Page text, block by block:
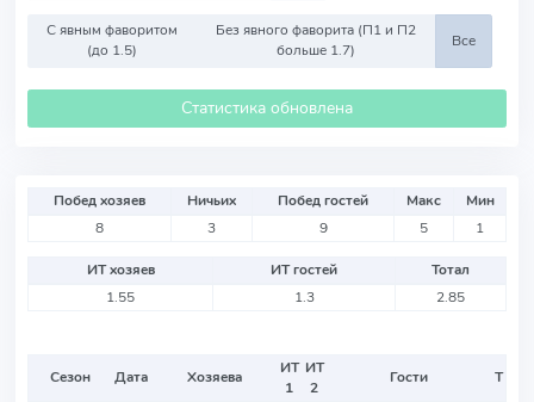
С явным фаворитом
(до 1.5)
Без явного фаворита (П1 и П2
больше 1.7)
Все
Статистика обновлена
Побед хозяев Ничьих Побед гостей Макс
Мин
8
3 9 5 1
ИТ хозяев ИТ гостей
Тотал
1.55
1.3 2.85
Сезон Дата Хозяева
ИТ
1
ИТ
2
Гости Т